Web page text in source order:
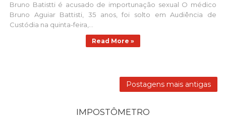
Bruno Batistti é acusado de importunação sexual O médico
Bruno Aguiar Battisti, 35 anos, foi solto em Audiência de
Custódia na quinta-feira,...
Read More »
Postagens mais antigas
IMPOSTÔMETRO